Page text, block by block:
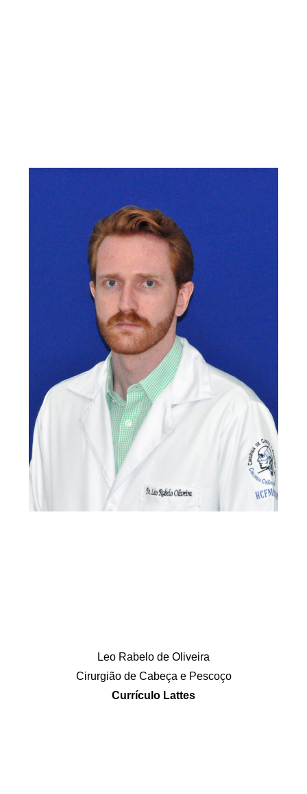
Leo Rabelo de Oliveira
Cirurgião de Cabeça e Pescoço
Currículo Lattes